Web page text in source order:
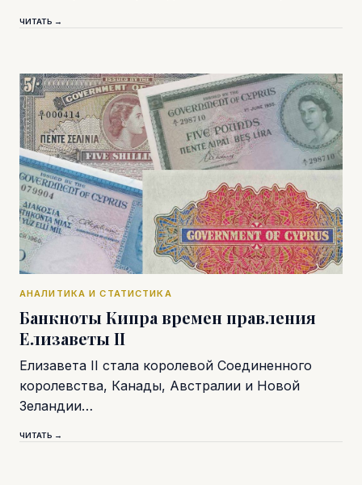
ЧИТАТЬ →
АНАЛИТИКА И СТАТИСТИКА
Банкноты Кипра времен правления
Елизаветы II
Елизавета II стала королевой Соединенного
королевства, Канады, Австралии и Новой
Зеландии…
ЧИТАТЬ →